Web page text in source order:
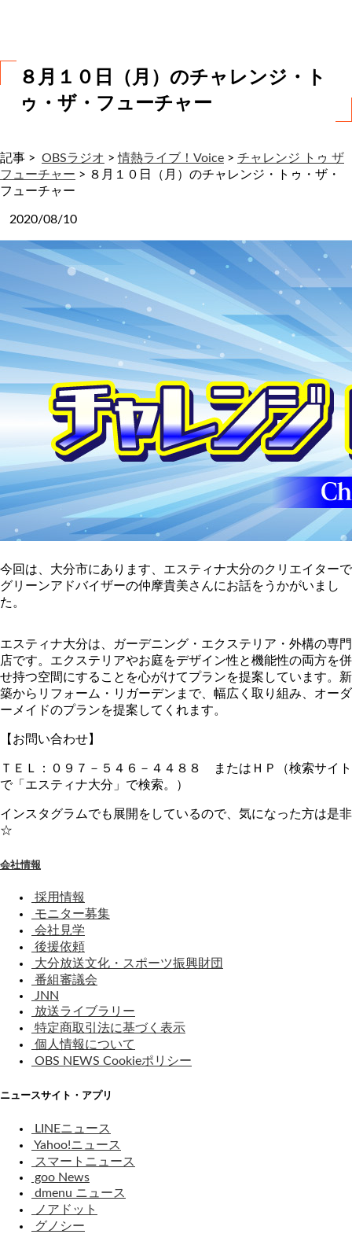
８月１０日（月）のチャレンジ・ト
ゥ・ザ・フューチャー
記事 > OBSラジオ >情熱ライブ！Voice > チャレンジ トゥ ザ
フューチャー > ８月１０日（月）のチャレンジ・トゥ・ザ・
フューチャー
2020/08/10
今回は、大分市にあります、エスティナ大分のクリエイターで
グリーンアドバイザーの仲摩貴美さんにお話をうかがいまし
た。
エスティナ大分は、ガーデニング・エクステリア・外構の専門
店です。エクステリアやお庭をデザイン性と機能性の両方を併
せ持つ空間にすることを心がけてプランを提案しています。新
築からリフォーム・リガーデンまで、幅広く取り組み、オーダ
ーメイドのプランを提案してくれます。
【お問い合わせ】
ＴＥＬ：０９７－５４６－４４８８ またはＨＰ（検索サイト
で「エスティナ大分」で検索。）
インスタグラムでも展開をしているので、気になった方は是非
☆
会社情報
採用情報
モニター募集
会社見学
後援依頼
大分放送文化・スポーツ振興財団
番組審議会
JNN
放送ライブラリー
特定商取引法に基づく表示
個人情報について
OBS NEWS Cookieポリシー
ニュースサイト・アプリ
LINEニュース
Yahoo!ニュース
スマートニュース
goo News
dmenu ニュース
ノアドット
グノシー